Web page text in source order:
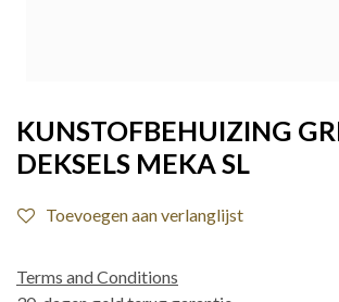
KUNSTOFBEHUIZING
DEKSELS MEKA SL
Toevoegen aan verlanglijst
Terms and Conditions